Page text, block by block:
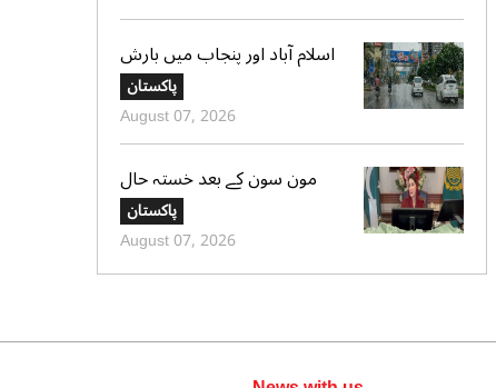
اسلام آباد اور پنجاب میں بارش
کی پیشگوئی، کراچی میں بوندا
باندی کا امکان
پاکستان
August 07, 2026
مون سون کے بعد خستہ حال
عمارتوں کا سروے کرایا جائے،
وزیراعلی پنجاب کی ہدایت
پاکستان
August 07, 2026